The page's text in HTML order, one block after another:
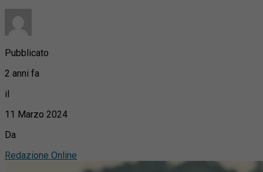
Pubblicato
2 anni fa
il
11 Marzo 2024
Da
Redazione Online